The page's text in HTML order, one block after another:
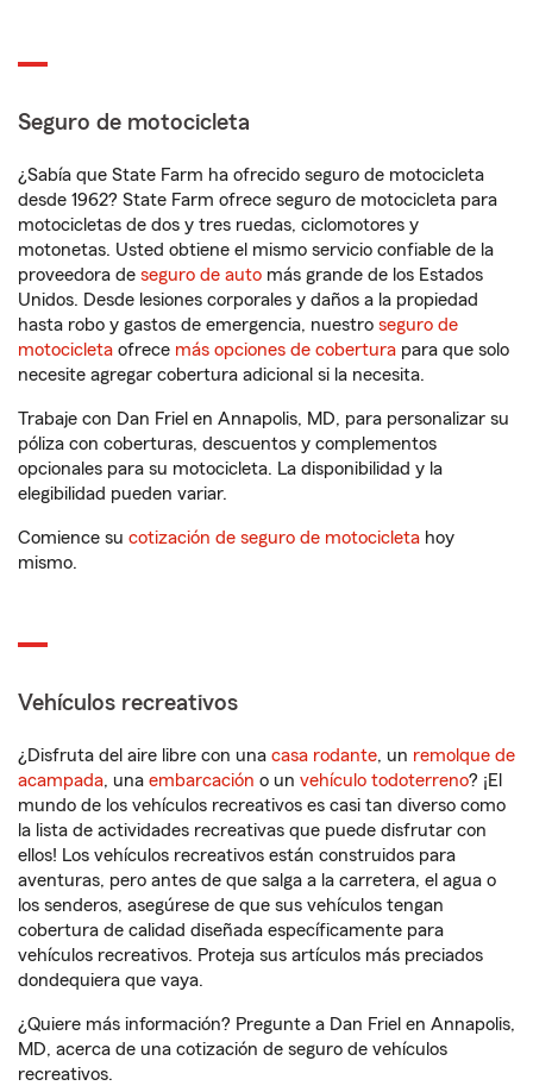
Seguro de motocicleta
¿Sabía que State Farm ha ofrecido seguro de motocicleta
desde 1962? State Farm ofrece seguro de motocicleta para
motocicletas de dos y tres ruedas, ciclomotores y
motonetas. Usted obtiene el mismo servicio confiable de la
proveedora de seguro de auto más grande de los Estados
Unidos. Desde lesiones corporales y daños a la propiedad
hasta robo y gastos de emergencia, nuestro seguro de
motocicleta ofrece más opciones de cobertura para que solo
necesite agregar cobertura adicional si la necesita.
Trabaje con Dan Friel en Annapolis, MD, para personalizar su
póliza con coberturas, descuentos y complementos
opcionales para su motocicleta. La disponibilidad y la
elegibilidad pueden variar.
Comience su cotización de seguro de motocicleta hoy
mismo.
Vehículos recreativos
¿Disfruta del aire libre con una casa rodante, un remolque de
acampada, una embarcación o un vehículo todoterreno? ¡El
mundo de los vehículos recreativos es casi tan diverso como
la lista de actividades recreativas que puede disfrutar con
ellos! Los vehículos recreativos están construidos para
aventuras, pero antes de que salga a la carretera, el agua o
los senderos, asegúrese de que sus vehículos tengan
cobertura de calidad diseñada específicamente para
vehículos recreativos. Proteja sus artículos más preciados
dondequiera que vaya.
¿Quiere más información? Pregunte a Dan Friel en Annapolis,
MD, acerca de una cotización de seguro de vehículos
recreativos.